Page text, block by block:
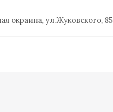
окраина, ул.Жуковского, 85